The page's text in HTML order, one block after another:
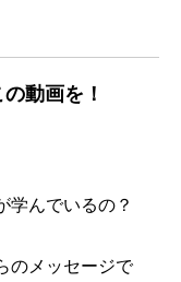
動画を！
学んでいるの？
のメッセージで